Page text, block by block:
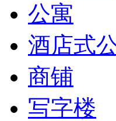
公寓
酒店式
商铺
写字楼